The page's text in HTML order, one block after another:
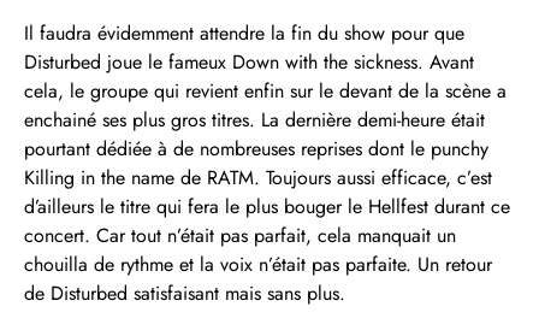
Il faudra évidemment attendre la fin du show pour que
Disturbed joue le fameux Down with the sickness. Avant
cela, le groupe qui revient enfin sur le devant de la scène a
enchainé ses plus gros titres. La dernière demi-heure était
pourtant dédiée à de nombreuses reprises dont le punchy
Killing in the name de RATM. Toujours aussi efficace, c’est
d’ailleurs le titre qui fera le plus bouger le Hellfest durant ce
concert. Car tout n’était pas parfait, cela manquait un
chouilla de rythme et la voix n’était pas parfaite. Un retour
de Disturbed satisfaisant mais sans plus.